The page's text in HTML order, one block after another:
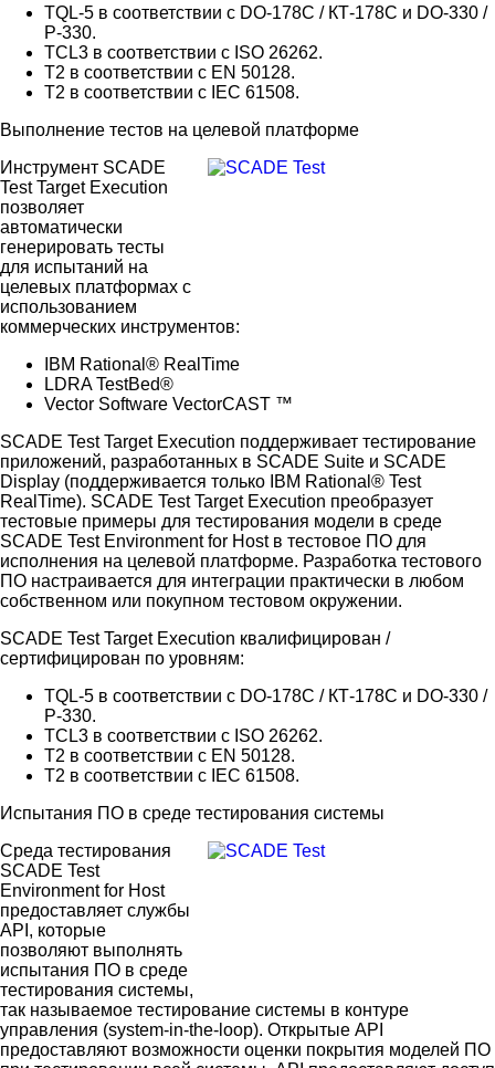
TQL-5 в соответствии с DO-178C / КТ-178C и DO-330 /
Р-330.
TCL3 в соответствии с ISO 26262.
T2 в соответствии с EN 50128.
T2 в соответствии с IEC 61508.
Выполнение тестов на целевой платформе
Инструмент SCADE
Test Target Execution
позволяет
автоматически
генерировать тесты
для испытаний на
целевых платформах с
использованием
коммерческих инструментов:
IBM Rational® RealTime
LDRA TestBed®
Vector Software VectorCAST ™
SCADE Test Target Execution поддерживает тестирование
приложений, разработанных в SCADE Suite и SCADE
Display (поддерживается только IBM Rational® Test
RealTime). SCADE Test Target Execution преобразует
тестовые примеры для тестирования модели в среде
SCADE Test Environment for Host в тестовое ПО для
исполнения на целевой платформе. Разработка тестового
ПО настраивается для интеграции практически в любом
собственном или покупном тестовом окружении.
SCADE Test Target Execution квалифицирован /
сертифицирован по уровням:
TQL-5 в соответствии с DO-178C / КТ-178C и DO-330 /
Р-330.
TCL3 в соответствии с ISO 26262.
T2 в соответствии с EN 50128.
T2 в соответствии с IEC 61508.
Испытания ПО в среде тестирования системы
Среда тестирования
SCADE Test
Environment for Host
предоставляет службы
API, которые
позволяют выполнять
испытания ПО в среде
тестирования системы,
так называемое тестирование системы в контуре
управления (system-in-the-loop). Открытые API
предоставляют возможности оценки покрытия моделей ПО